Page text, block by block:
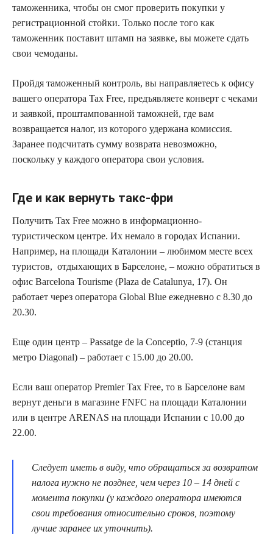
таможенника, чтобы он смог проверить покупки у
регистрационной стойки. Только после того как
таможенник поставит штамп на заявке, вы можете сдать
свои чемоданы.
Пройдя таможенный контроль, вы направляетесь к офису
вашего оператора Tax Free, предъявляете конверт с чеками
и заявкой, проштампованной таможней, где вам
возвращается налог, из которого удержана комиссия.
Заранее подсчитать сумму возврата невозможно,
поскольку у каждого оператора свои условия.
Где и как вернуть такс-фри
Получить Tax Free можно в информационно-
туристическом центре. Их немало в городах Испании.
Например, на площади Каталонии – любимом месте всех
туристов, отдыхающих в Барселоне, – можно обратиться в
офис Barcelona Tourisme (Plaza de Catalunya, 17). Он
работает через оператора Global Blue ежедневно с 8.30 до
20.30.
Еще один центр – Passatge de la Conceptio, 7-9 (станция
метро Diagonal) – работает c 15.00 до 20.00.
Если ваш оператор Premier Tax Free, то в Барселоне вам
вернут деньги в магазине FNFC на площади Каталонии
или в центре ARENAS на площади Испании с 10.00 до
22.00.
Следует иметь в виду, что обращаться за возвратом
налога нужно не позднее, чем через 10 – 14 дней с
момента покупки (у каждого оператора имеются
свои требования относительно сроков, поэтому
лучше заранее их уточнить).